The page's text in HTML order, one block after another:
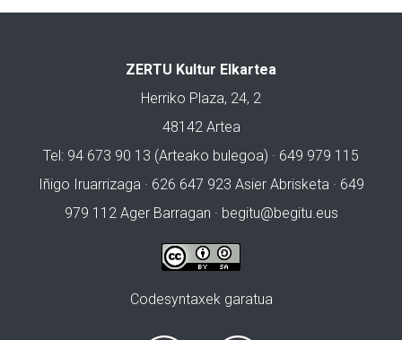
ZERTU Kultur Elkartea
Herriko Plaza, 24, 2
48142 Artea
Tel: 94 673 90 13 (Arteako bulegoa) · 649 979 115
Iñigo Iruarrizaga · 626 647 923 Asier Abrisketa · 649
979 112 Ager Barragan · begitu@begitu.eus
Codesyntaxek garatua